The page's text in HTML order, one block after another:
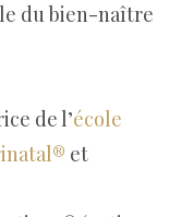
du bien-naître
de l’école
et